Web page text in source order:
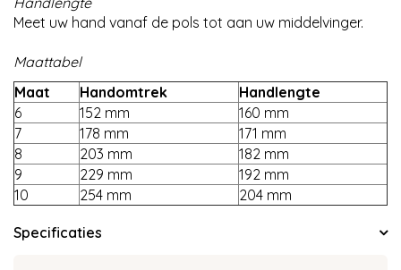
Meet uw hand vanaf de pols tot aan uw middelvinger.
Maattabel
Maat
Handomtrek
Handlengte
6
152 mm
160 mm
7
178 mm
171 mm
8
203 mm
182 mm
9
229 mm
192 mm
10
254 mm 204 mm
Specificaties